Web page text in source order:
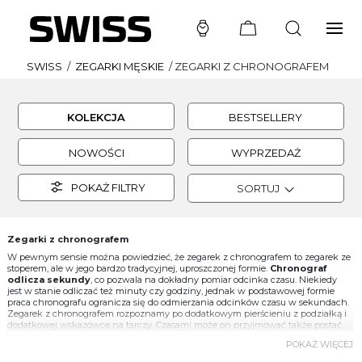
SWISS / ZEGARKI MĘSKIE /ZEGARKI Z CHRONOGRAFEM
KOLEKCJA BESTSELLERY
NOWOŚCI WYPRZEDAŻ
POKAŻ FILTRY SORTUJ
Zegarki z chronografem
W pewnym sensie można powiedzieć, że zegarek z chronografem to zegarek ze
stoperem, ale w jego bardzo tradycyjnej, uproszczonej formie. Chronograf
odlicza sekundy , co pozwala na dokładny pomiar odcinka czasu. Niekiedy
jest w stanie odliczać też minuty czy godziny, jednak w podstawowej formie
praca chronografu ogranicza się do odmierzania odcinków czasu w sekundach.
Zegarek z chronografem rozpoznamy po dodatkowym pierścieniu z podziałką i
dodatkowej wskazówce na tarczy. Czasami może on przyjmować także postać
godziny. Obsługa zegarków z chronografem jest bardzo prosta. Producenci
POKAŻ WIĘCEJ